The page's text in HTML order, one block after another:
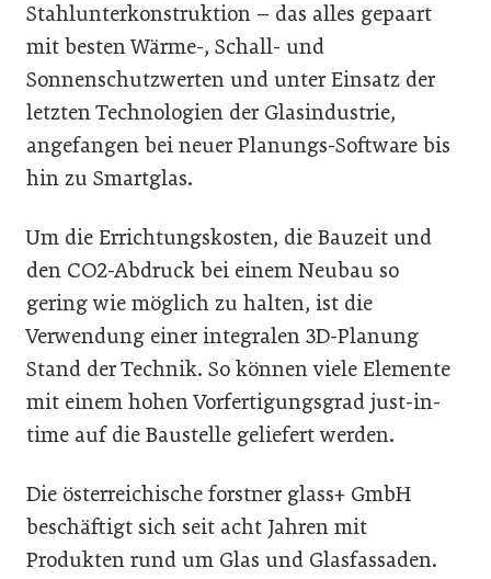
Stahlunterkonstruktion – das alles gepaart
mit besten Wärme-, Schall- und
Sonnenschutzwerten und unter Einsatz der
letzten Technologien der Glasindustrie,
angefangen bei neuer Planungs-Software bis
hin zu Smartglas.
Um die Errichtungskosten, die Bauzeit und
den CO2-Abdruck bei einem Neubau so
gering wie möglich zu halten, ist die
Verwendung einer integralen 3D-Planung
Stand der Technik. So können viele Elemente
mit einem hohen Vorfertigungsgrad just-in-
time auf die Baustelle geliefert werden.
Die österreichische forstner glass+ GmbH
beschäftigt sich seit acht Jahren mit
Produkten rund um Glas und Glasfassaden.